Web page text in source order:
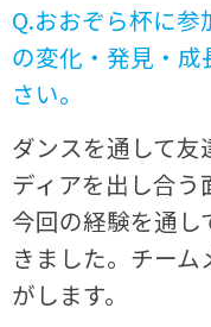
Q.おおぞら杯に
の変化・発見・成
さい。
ダンスを通して友
ディアを出し合う
今回の経験を通し
きました。チー
がします。